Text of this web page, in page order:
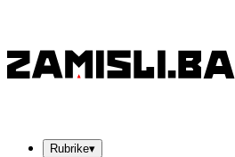
Rubrike▾